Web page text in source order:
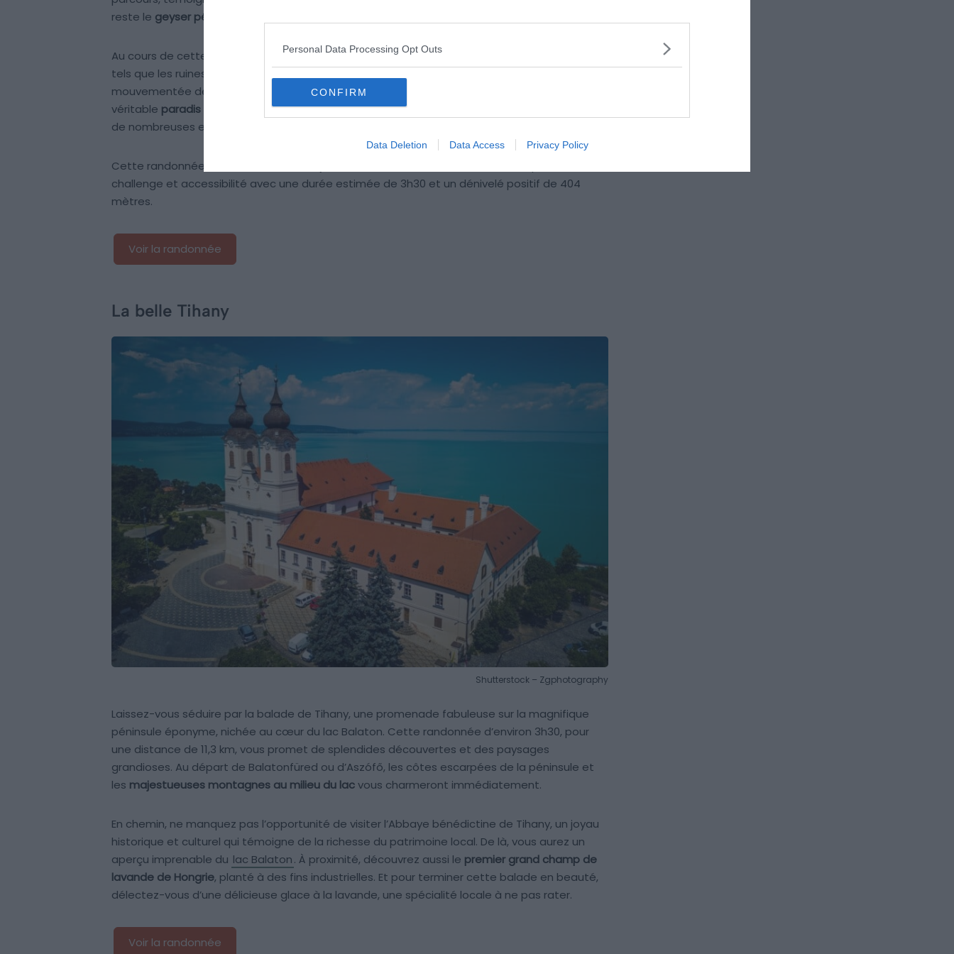
Personal Data Processing Opt Outs
CONFIRM
Data Deletion Data Access Privacy Policy
reste le geyser pétrifié de Lóczy
Au cours de cette randonnée, vous découvrirez également des sites historiques fascinants,
tels que les ruines d’un ancien moulin et d’une chapelle, témoins de l’histoire riche et
mouvementée de la région. Par ailleurs, la péninsule de Tihany, où se trouve ce sentier, est un
véritable paradis pour les amateurs d’ornithologie, puisque vous aurez l’occasion d’observer
de nombreuses espèces d’oiseaux.
Cette randonnée en boucle est
challenge et accessibilité avec une durée estimée de 3h30 et un dénivelé positif de 404
mètres.
Voir la randonnée
La belle Tihany
Shutterstock – Zgphotography
Laissez-vous séduire par la balade de Tihany, une promenade fabuleuse sur la magnifique
péninsule éponyme, nichée au cœur du lac Balaton. Cette randonnée d’environ 3h30, pour
une distance de 11,3 km, vous promet de splendides découvertes et des paysages
grandioses. Au départ de Balatonfüred ou d’Aszófő, les côtes escarpées de la péninsule et
les majestueuses montagnes au milieu du lacvous charmeront immédiatement.
En chemin, ne manquez pas l’opportunité de visiter l’Abbaye bénédictine de Tihany, un joyau
historique et culturel qui témoigne de la richesse du patrimoine local. De là, vous aurez un
aperçu imprenable du lac Balaton. À proximité, découvrez aussi le premier grand champ de
lavande de Hongrie, planté à des fins industrielles. Et pour terminer cette balade en beauté,
délectez-vous d’une délicieuse glace à la lavande, une spécialité locale à ne pas rater.
Voir la randonnée